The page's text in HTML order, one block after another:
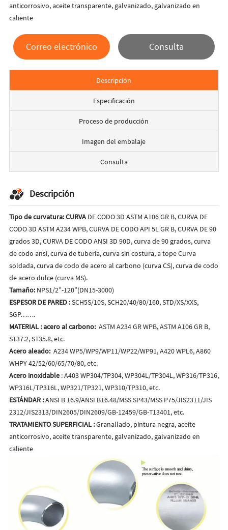
anticorrosivo, aceite transparente, galvanizado, galvanizado en
caliente
Correo electrónico Consulta
Descripción
Especificación
Proceso de producción
Imagen del embalaje
Consulta
Descripción
Tipo de curvatura: CURVADE CODO 3D ASTM A106 GR B, CURVA DE
CODO 3D ASTM A234 WPB, CURVA DE CODO API 5L GR B, CURVA DE 90
grados 3D, CURVA DE CODO ANSI 3D 90D, curva de 90 grados, curva
de codo ansi, curva de tubería, curva sin costura, a tope Curva
soldada, curva de codo de acero al carbono (curva CS), curva de codo
de acero dulce (curva MS).
Tamaño:NPS1/2”-120”(DN15-3000)
ESPESOR DE PARED :SCH5S/10S, SCH20/40/80/160, STD/XS/XXS,
SGP…….
MATERIAL : acero al carbono: ASTM A234 GR WPB, ASTM A106 GR B,
ST37.2, ST35.8, etc.
Acero aleado: A234 WP5/WP9/WP11/WP22/WP91, A420 WPL6, A860
WHPY 42/52/60/65/70/80, etc.
Acero inoxidable: A403 WP304/TP304, WP304L/TP304L, WP316/TP316,
WP316L/TP316L, WP321/TP321, WP310/TP310, etc.
ESTÁNDAR:ANSI B 16.9/ANSI B16.48/MSS SP43/MSS P75/JIS2311/JIS
2312/JIS2313/DIN2605/DIN2609/GB-12459/GB-T13401, etc.
TRATAMIENTO SUPERFICIAL :Granallado, pintura negra, aceite
anticorrosivo, aceite transparente, galvanizado, galvanizado en
caliente